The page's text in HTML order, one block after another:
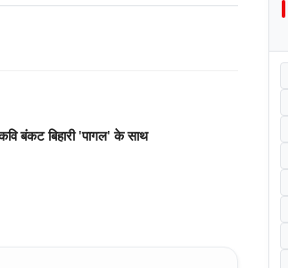
बंकट बिहारी 'पागल' के साथ